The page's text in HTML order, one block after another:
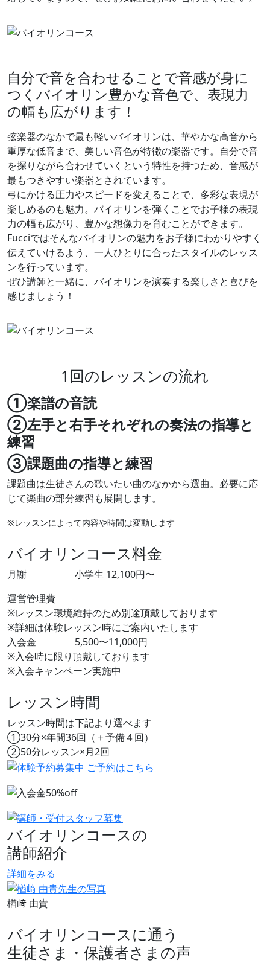
自分で音を合わせることで音感が身に
つくバイオリン豊かな音色で、表現力
の幅も広がります！
弦楽器のなかで最も軽いバイオリンは、華やかな高音から
重厚な低音まで、美しい音色が特徴の楽器です。 自分で音
を探りながら合わせていくという特性を持つため、音感が
最もつきやすい楽器とされています。
弓にかける圧力やスピードを変えることで、多彩な表現が
楽しめるのも魅力。バイオリンを弾くことでお子様の表現
力の幅も広がり、豊かな想像力を育むことができます。
Fucciではそんなバイオリンの魅力をお子様にわかりやすく
伝えていけるよう、一人ひとりに合ったスタイルのレッス
ンを行っています。
ぜひ講師と一緒に、バイオリンを演奏する楽しさと喜びを
感じましょう！
1回のレッスンの流れ
①楽譜の音読
②左手と右手それぞれの奏法の指導と
練習
③課題曲の指導と練習
課題曲は生徒さんの歌いたい曲のなかから選曲。必要に応
じて楽曲の部分練習も展開します。
※レッスンによって内容や時間は変動します
バイオリンコース料金
月謝
小学生 12,100円〜
運営管理費
※レッスン環境維持のため別途頂戴しております
※詳細は体験レッスン時にご案内いたします
入会金
5,500〜11,000円
※入会時に限り頂戴しております
※入会キャンペーン実施中
レッスン時間
レッスン時間は下記より選べます
①30分×年間36回（＋予備４回）
②50分レッスン×月2回
バイオリンコースの
講師紹介
詳細をみる
楢﨑 由貴
バイオリンコースに通う
生徒さま・保護者さまの声